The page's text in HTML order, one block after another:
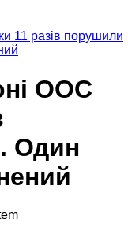
11 разів порушили
ООС
Один